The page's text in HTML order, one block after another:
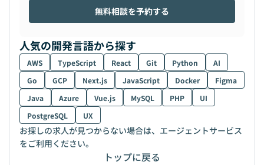
無料相談を予約する
人気の開発言語から探す
AWS TypeScript React Git Python
AI
Go
GCP Next.js JavaScript Docker
Figma
Java
Azure Vue.js MySQL PHP
UI
PostgreSQL
UX
お探しの求人が見つからない場合は、エージェントサービス
をご利用ください。
トップに戻る